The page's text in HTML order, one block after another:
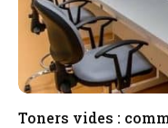
Toners vides :